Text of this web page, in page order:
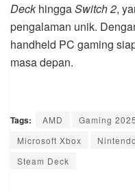
DeckhinggaSwitch 2,
pengalaman unik.
handheld PC gaming
masa depan.
Tags: AMD Gaming 2025
Microsoft Xbox
Steam Deck